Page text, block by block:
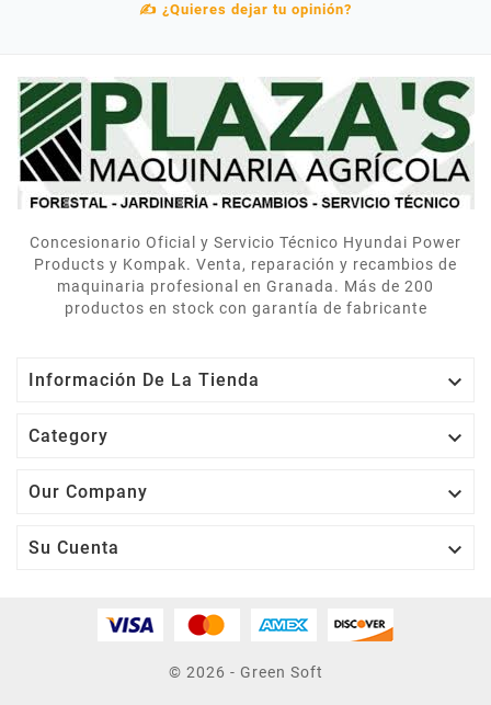
claro y en 3 días lo tenía como
teléfono y me
explicó cómo usarlo
correctamente. Muy
contentos.
✍️ ¿Quieres dejar tu opinión?
Concesionario Oficial y Servicio Técnico Hyundai Power
Products y Kompak. Venta, reparación y recambios de
maquinaria profesional en Granada. Más de 200
productos en stock con garantía de fabricante
Información De La Tienda 
Category 
Our Company 
Su Cuenta 
© 2026 - Green Soft